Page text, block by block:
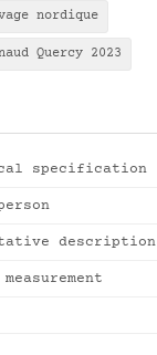
nordique
Quercy 2023
specification
description